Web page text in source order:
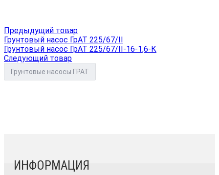
Предыдущий товар
Грунтовый насос ГрАТ 225/67/II
Грунтовый насос ГрАТ 225/67/II-16-1,6-К
Следующий товар
Грунтовые насосы ГРАТ
ИНФОРМАЦИЯ